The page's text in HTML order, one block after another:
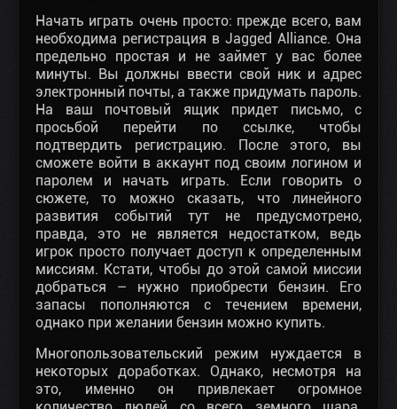
Начать играть очень просто: прежде всего, вам
необходима регистрация в Jagged Alliance. Она
предельно простая и не займет у вас более
минуты. Вы должны ввести свой ник и адрес
электронный почты, а также придумать пароль.
На ваш почтовый ящик придет письмо, с
просьбой перейти по ссылке, чтобы
подтвердить регистрацию. После этого, вы
сможете войти в аккаунт под своим логином и
паролем и начать играть. Если говорить о
сюжете, то можно сказать, что линейного
развития событий тут не предусмотрено,
правда, это не является недостатком, ведь
игрок просто получает доступ к определенным
миссиям. Кстати, чтобы до этой самой миссии
добраться – нужно приобрести бензин. Его
запасы пополняются с течением времени,
однако при желании бензин можно купить.
Многопользовательский режим нуждается в
некоторых доработках. Однако, несмотря на
это, именно он привлекает огромное